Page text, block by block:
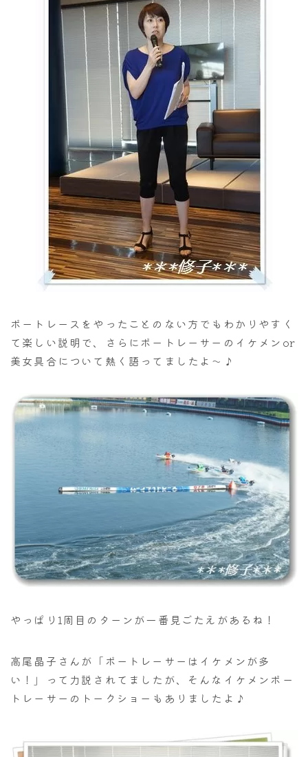
ボートレースをやったことのない方でもわかりやすく
て楽しい説明で、さらにボートレーサーのイケメンor
美女具合について熱く語ってましたよ～♪
やっぱり1周目のターンが一番見ごたえがあるね！
高尾晶子さんが「ボートレーサーはイケメンが多
い！」って力説されてましたが、そんなイケメンボー
トレーサーのトークショーもありましたよ♪